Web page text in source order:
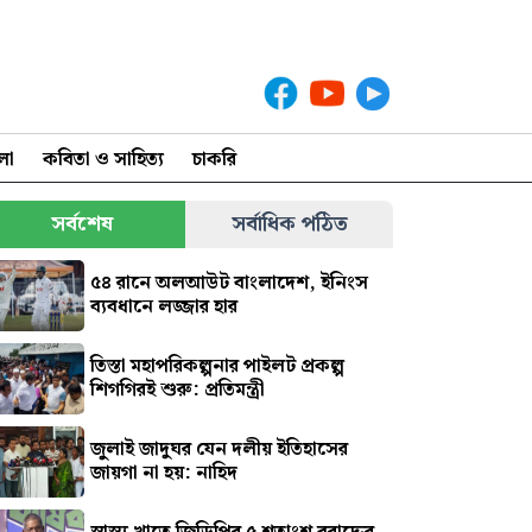
কবিতা ও সাহিত্য চাকরি
সর্বশেষ সর্বাধিক পঠিত
৫৪ রানে অলআউট বাংলাদেশ, ইনিংস
ব্যবধানে লজ্জার হার
তিস্তা মহাপরিকল্পনার পাইলট প্রকল্প
শিগগিরই শুরু: প্রতিমন্ত্রী
জুলাই জাদুঘর যেন দলীয় ইতিহাসের
জায়গা না হয়: নাহিদ